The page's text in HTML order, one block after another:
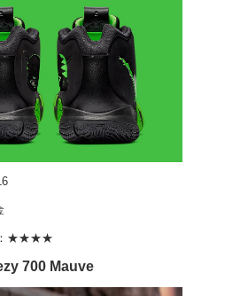
：★★★★
700 Mauve